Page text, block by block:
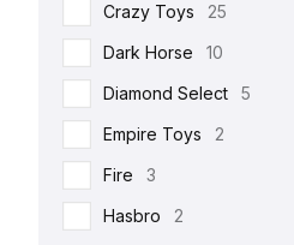
Crazy Toys
25
Dark Horse
10
Diamond Select
5
Empire Toys
2
Fire
3
Hasbro
2